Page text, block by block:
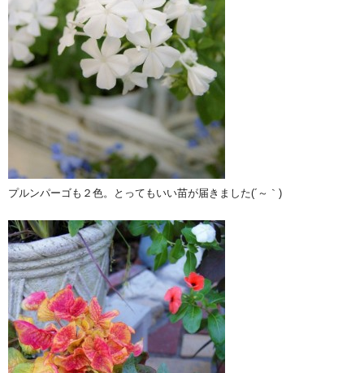
プルンパーゴも２色。とってもいい苗が届きました(´～｀)